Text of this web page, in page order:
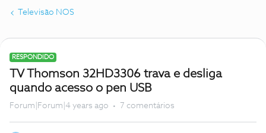
Televisão NOS
RESPONDIDO
TV Thomson 32HD3306 trava e desliga
quando acesso o pen USB
Forum|Forum|4 years ago 7 comentários